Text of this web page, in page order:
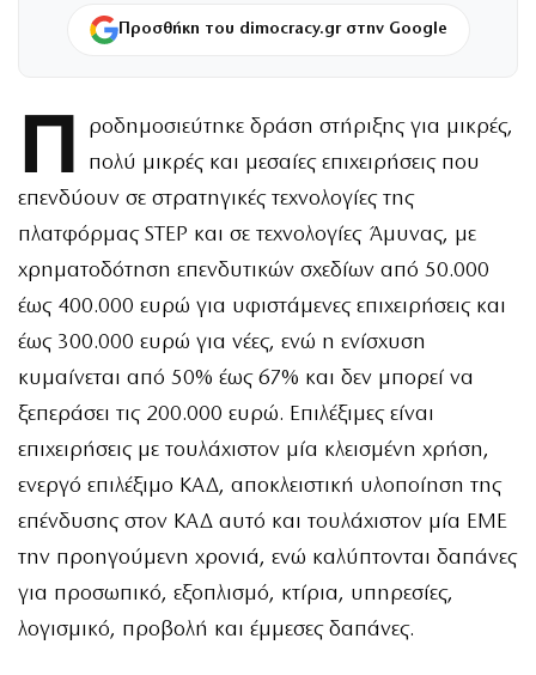
Προσθήκη του dimocracy.gr στην Google
Π
ροδημοσιεύτηκε δράση στήριξης για μικρές,
πολύ μικρές και μεσαίες επιχειρήσεις που
επενδύουν σε στρατηγικές τεχνολογίες της
πλατφόρμας STEP και σε τεχνολογίες Άμυνας, με
χρηματοδότηση επενδυτικών σχεδίων από 50.000
έως 400.000 ευρώ για υφιστάμενες επιχειρήσεις και
έως 300.000 ευρώ για νέες, ενώ η ενίσχυση
κυμαίνεται από 50% έως 67% και δεν μπορεί να
ξεπεράσει τις 200.000 ευρώ. Επιλέξιμες είναι
επιχειρήσεις με τουλάχιστον μία κλεισμένη χρήση,
ενεργό επιλέξιμο ΚΑΔ, αποκλειστική υλοποίηση της
επένδυσης στον ΚΑΔ αυτό και τουλάχιστον μία ΕΜΕ
την προηγούμενη χρονιά, ενώ καλύπτονται δαπάνες
για προσωπικό, εξοπλισμό, κτίρια, υπηρεσίες,
λογισμικό, προβολή και έμμεσες δαπάνες.